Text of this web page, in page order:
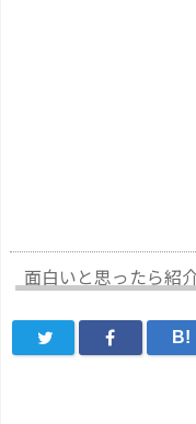
面白いと思ったら紹
B!